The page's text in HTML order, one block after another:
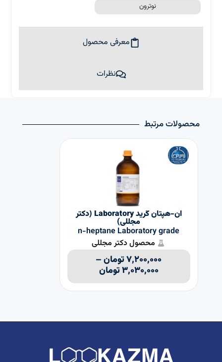
معرفی محصول
نظرات
نوترون
محصولات مرتبط
ان-هپتان گرید Laboratory (دکتر
مجللی)
n-heptane Laboratory grade
محصول دکتر مجللی
۷,۲۰۰,۰۰۰تومان–
۳,۰۳۰,۰۰۰تومان